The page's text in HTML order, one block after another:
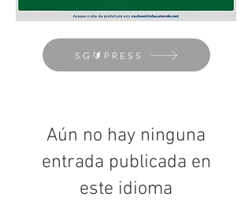
SG🔰PRESS
Aún no hay ninguna
entrada publicada en
este idioma